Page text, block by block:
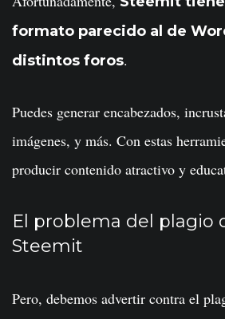
formato parecido al de
distintos foros.
Puedes generar encabezados,
imágenes, y más. Con estas
producir contenido atractivo y
El problema del plagio
Steemit
Pero, debemos advertir contra el